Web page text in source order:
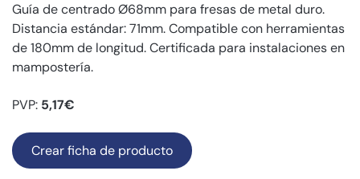
Guía de centrado Ø68mm para fresas de metal duro.
Distancia estándar: 71mm. Compatible con herramientas
de 180mm de longitud. Certificada para instalaciones en
mampostería.
PVP: 5,17€
Crear ficha de producto